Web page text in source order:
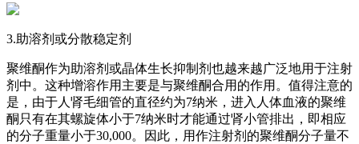
3.助溶剂或分散稳定剂
聚维酮作为助溶剂或晶体生长抑制剂也越来越广泛地用于注射
剂中。这种增溶作用主要是与聚维酮合用的作用。值得注意的
是，由于人肾毛细管的直径约为7纳米，进入人体血液的聚维
酮只有在其螺旋体小于7纳米时才能通过肾小管排出，即相应
的分子重量小于30,000。因此，用作注射剂的聚维酮分子量不